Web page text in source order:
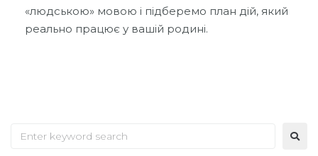
«людською» мовою і підберемо план дій, який
реально працює у вашій родині.